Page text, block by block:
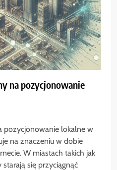
na pozycjonowanie
pozycjonowanie lokalne w
na znaczeniu w dobie
W miastach takich jak
się przyciągnąć